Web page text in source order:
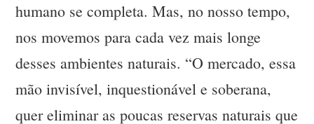
humano se completa. Mas, no nosso tempo,
nos movemos para cada vez mais longe
desses ambientes naturais. “O mercado, essa
mão invisível, inquestionável e soberana,
quer eliminar as poucas reservas naturais que